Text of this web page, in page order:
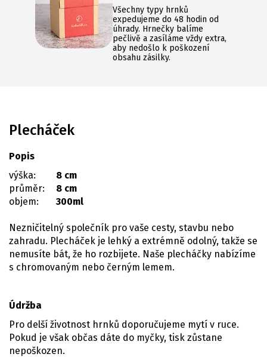
Všechny typy hrnků
expedujeme do 48 hodin od
úhrady. Hrnečky balíme
pečlivě a zasíláme vždy extra,
aby nedošlo k poškození
obsahu zásilky.
Plecháček
Popis
výška:
8 cm
průměr:
8 cm
objem:
300ml
Nezničitelný společník pro vaše cesty, stavbu nebo
zahradu. Plecháček je lehký a extrémně odolný, takže se
nemusíte bát, že ho rozbijete. Naše plecháčky nabízíme
s chromovaným nebo černým lemem.
Údržba
Pro delší životnost hrnků doporučujeme mytí v ruce.
Pokud je však občas dáte do myčky, tisk zůstane
nepoškozen.